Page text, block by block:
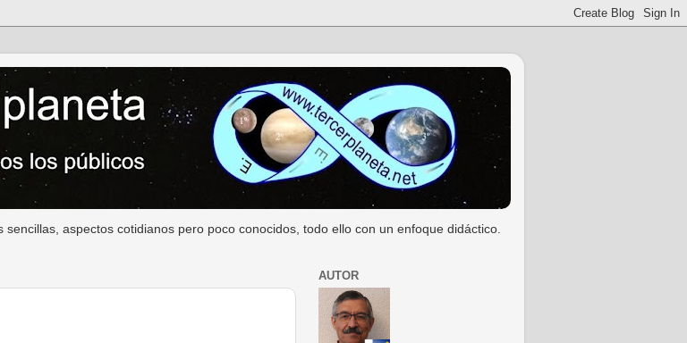
aspectos cotidianos pero poco conocidos, todo ello con un enfoque didáctico.
AUTOR